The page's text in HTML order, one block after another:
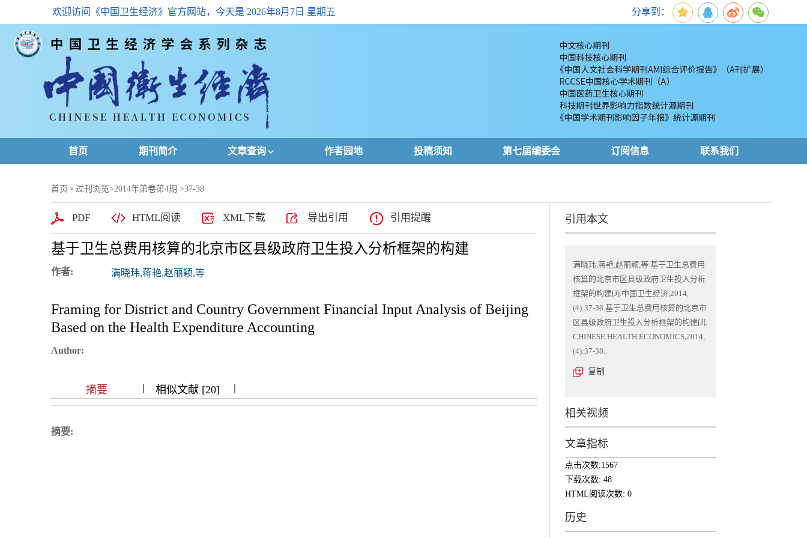
欢迎访问《中国卫生经济》官方网站，今天是 2026年8月7日 星期五 分享到：
首页 期刊简介 文章查询
高级查询
下载排名
作者园地 投稿须知 第七届编委会 订阅信息 联系我们
首页 > 过刊浏览>2014年第卷第4期 >37-38
PDF HTML阅读 XML下载 导出引用 引用提醒
基于卫生总费用核算的北京市区县级政府卫生投入分析框架的构建
作者: 满晓玮,蒋艳,赵丽颖,等
Framing for District and Country Government Financial Input Analysis of Beijing
Based on the Health Expenditure Accounting
Author:
摘要 |||| 相似文献 [20] |||
摘要:
引用本文
满晓玮,蒋艳,赵丽颖,等.基于卫生总费用
核算的北京市区县级政府卫生投入分析
框架的构建[J].中国卫生经济,2014,
(4):37-38.基于卫生总费用核算的北京市
区县级政府卫生投入分析框架的构建[J].
CHINESE HEALTH ECONOMICS,2014,
(4):37-38.
复制
相关视频
文章指标
点击次数:1567
下载次数: 48
HTML阅读次数: 0
历史